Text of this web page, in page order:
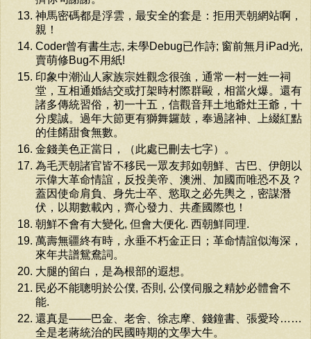
神馬密碼都是浮雲，最安全的套是：拒用兲朝網站啊，
親！
Coder曾有書生志, 未學Debug已作詩; 窗前無月iPad光,
賣萌修Bug不用紙!
印象中潮汕人家族宗姓觀念很強，通常一村一姓一祠
堂，互相通婚結交或打架時村際群毆，相當火爆。還有
諸多傳統習俗，初一十五，信觀音拜土地爺灶王爺，十
分虔誠。過年大節更有獅舞鑼鼓，奉過諸神、上綴紅點
的佳餚甜食無數。
金錢美色正當日，（此處已刪去七字）。
為毛兲朝諸官皆不移民一眾友邦如朝鮮、古巴、伊朗以
示偉大革命情誼，反投美帝、澳洲、加國而唯恐不及？
蓋因使命肩負、身先士卒、慾取之必先輿之，密謀潛
伏，以期數載內，齊心發力、共產國際也！
朝鮮不會有大變化, 但會大便化. 西朝鮮同理.
萬壽無疆終有時，永垂不朽金正日；革命情誼似海深，
來年共譜鴛鴦詞。
大腿的留白，是為根部的遐想。
民必不能聰明於公僕, 否則, 公僕伺服之精妙必體會不
能.
還真是——巴金、老舍、徐志摩、錢鐘書、張愛玲……
全是老蔣統治的民國時期的文學大牛。